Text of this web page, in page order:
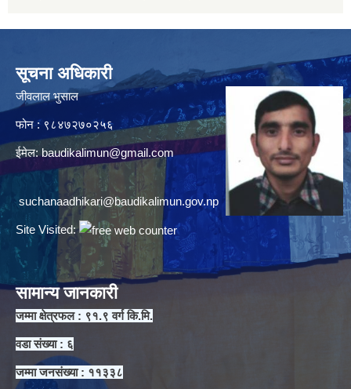
सूचना अधिकारी
जीवलाल भुसाल
फोन : ९८४७२७०२५६
ईमेल: baudikalimun@gmail.com
suchanaadhikari@baudikalimun.gov.np
Site Visited:
सामान्य जानकारी
जम्मा क्षेत्रफल : ९१.९ वर्ग कि.मि.
वडा संख्या : ६
जम्मा जनसंख्या : ११३३८